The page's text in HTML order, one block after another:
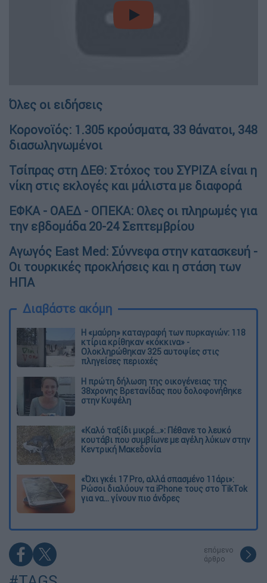
video
Όλες οι ειδήσεις
Κορονοϊός: 1.305 κρούσματα, 33 θάνατοι, 348
διασωληνωμένοι
Τσίπρας στη ΔΕΘ: Στόχος του ΣΥΡΙΖΑ είναι η
νίκη στις εκλογές και μάλιστα με διαφορά
ΕΦΚΑ - ΟΑΕΔ - ΟΠΕΚΑ: Ολες οι πληρωμές για
την εβδομάδα 20-24 Σεπτεμβρίου
Αγωγός East Med: Σύννεφα στην κατασκευή -
Οι τουρκικές προκλήσεις και η στάση των
ΗΠΑ
Διαβάστε ακόμη
Η «μαύρη» καταγραφή των πυρκαγιών: 118
κτίρια κρίθηκαν «κόκκινα» -
Ολοκληρώθηκαν 325 αυτοψίες στις
πληγείσες περιοχές
Η πρώτη δήλωση της οικογένειας της
38χρονης Βρετανίδας που δολοφονήθηκε
στην Κυψέλη
«Καλό ταξίδι μικρέ...»: Πέθανε το λευκό
κουτάβι που συμβίωνε με αγέλη λύκων στην
Κεντρική Μακεδονία
«Όχι γκέι 17 Pro, αλλά σπασμένο 11άρι»:
Ρώσοι διαλύουν τα iPhone τους στο TikTok
για να... γίνουν πιο άνδρες
επόμενο
άρθρο